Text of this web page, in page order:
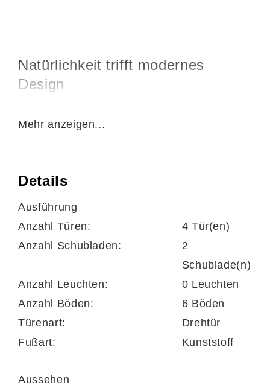
Natürlichkeit trifft modernes
Design
Korpus in Wildeiche-Nachbildung
Zuhause. Besondere Akzente setzen die
Rückwände aus echtem Kork
,Parsolglas
in satinmattem Anthrazit
anthrazitfarbene Metallgriffe mit
feinstrukturierter Lackierung
. Diese
Details verleihen dem Möbelstück eine
elegante, zeitgemäße Note und machen es
zum echten Hingucker.
Mehr anzeigen...
Details
Ausführung
Anzahl Türen:
4 Tür(en)
Anzahl Schubladen:
2
Schublade(n)
Anzahl Leuchten:
0 Leuchten
Anzahl Böden:
6 Böden
Türenart:
Drehtür
Fußart:
Kunststoff
Aussehen